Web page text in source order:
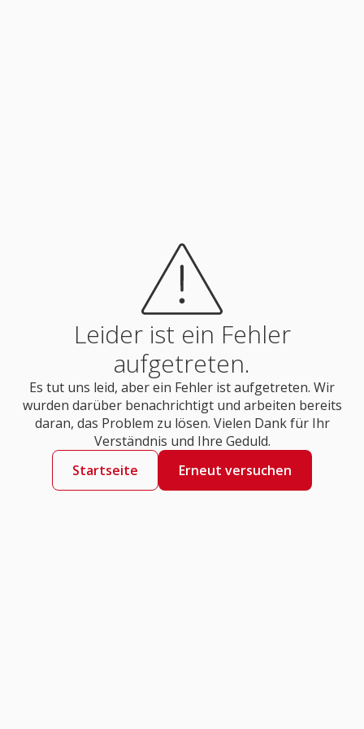
Leider ist ein Fehler
aufgetreten.
Es tut uns leid, aber ein Fehler ist aufgetreten. Wir
wurden darüber benachrichtigt und arbeiten bereits
daran, das Problem zu lösen. Vielen Dank für Ihr
Verständnis und Ihre Geduld.
Startseite
Erneut versuchen